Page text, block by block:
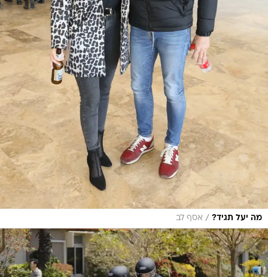
מה יעל תגיד? / אסף לב